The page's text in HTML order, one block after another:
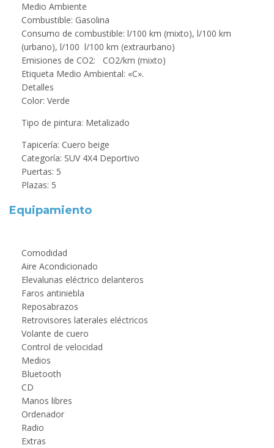
Medio Ambiente
Combustible: Gasolina
Consumo de combustible: l/100 km (mixto), l/100 km
(urbano), l/100 l/100 km (extraurbano)
Emisiones de CO2: CO2/km (mixto)
Etiqueta Medio Ambiental: «C».
Detalles
Color: Verde
Tipo de pintura: Metalizado
Tapicería: Cuero beige
Categoría: SUV 4X4 Deportivo
Puertas: 5
Plazas: 5
Equipamiento
Comodidad
Aire Acondicionado
Elevalunas eléctrico delanteros
Faros antiniebla
Reposabrazos
Retrovisores laterales eléctricos
Volante de cuero
Control de velocidad
Medios
Bluetooth
CD
Manos libres
Ordenador
Radio
Extras